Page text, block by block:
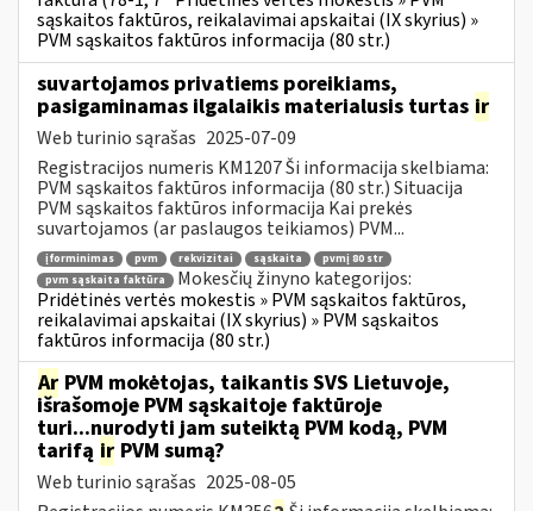
sąskaitos faktūros, reikalavimai apskaitai (IX skyrius) »
PVM sąskaitos faktūros informacija (80 str.)
suvartojamos privatiems poreikiams,
pasigaminamas ilgalaikis materialusis turtas ir
Web turinio sąrašas 2025-07-09
Registracijos numeris KM1207 Ši informacija skelbiama:
PVM sąskaitos faktūros informacija (80 str.) Situacija
PVM sąskaitos faktūros informacija Kai prekės
suvartojamos (ar paslaugos teikiamos) PVM...
įforminimas pvm rekvizitai sąskaita
pvmį 80 str
pvm sąskaita faktūra
Mokesčių žinyno kategorijos:
Pridėtinės vertės mokestis » PVM sąskaitos faktūros,
reikalavimai apskaitai (IX skyrius) » PVM sąskaitos
faktūros informacija (80 str.)
Ar PVM mokėtojas, taikantis SVS Lietuvoje,
išrašomoje PVM sąskaitoje faktūroje
turi...nurodyti jam suteiktą PVM kodą, PVM
tarifą ir PVM sumą?
Web turinio sąrašas 2025-08-05